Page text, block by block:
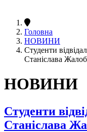
Головна
НОВИНИ
Студенти
Станіслава
НОВИНИ
Студенти
Станіслава